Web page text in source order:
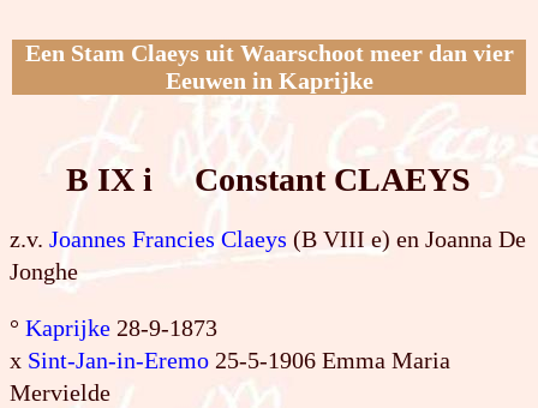
Een Stam Claeys uit Waarschoot meer dan vier
Eeuwen in Kaprijke
B IX i Constant CLAEYS
z.v. Joannes Francies Claeys (B VIII e) en Joanna De
Jonghe
° Kaprijke 28-9-1873
x Sint-Jan-in-Eremo 25-5-1906 Emma Maria
Mervielde